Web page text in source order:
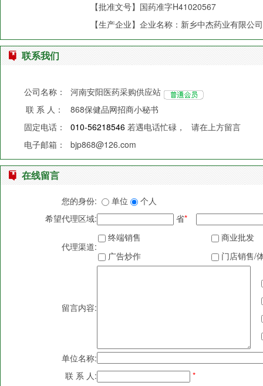
【批准文号】国药准字H41020567
【生产企业】企业名称：新乡中杰药业有限公
联系我们
公司名称：
河南安阳医药采购供应站
联 系 人：
868保健品网招商小秘书
固定电话：
010-56218546 若遇电话忙碌，
请在上方留言
电子邮箱：
bjp868@126.com
在线留言
您的身份: 单位
个人
希望代理区域:
省*
代理渠道:
终端销售
商业批发
广告炒作
门店销售/
留言内容:
单位名称:
联 系 人:
*